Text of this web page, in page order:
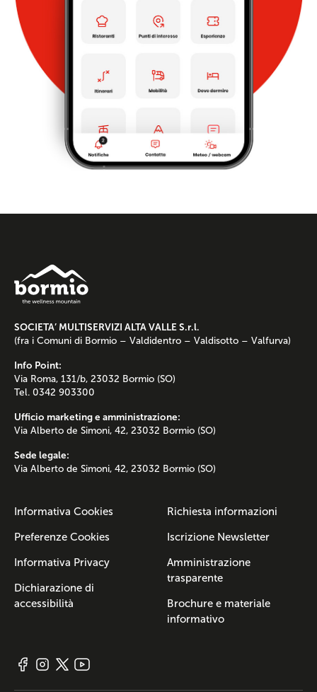
SOCIETA’ MULTISERVIZI ALTA VALLE S.r.l.
(fra i Comuni di Bormio – Valdidentro – Valdisotto – Valfurva)
Info Point:
Via Roma, 131/b, 23032 Bormio (SO)
Tel. 0342 903300
Ufficio marketing e amministrazione:
Via Alberto de Simoni, 42, 23032 Bormio (SO)
Sede legale:
Via Alberto de Simoni, 42, 23032 Bormio (SO)
Informativa Cookies
Preferenze Cookies
Informativa Privacy
Dichiarazione di
accessibilità
Richiesta informazioni
Iscrizione Newsletter
Amministrazione
trasparente
Brochure e materiale
informativo